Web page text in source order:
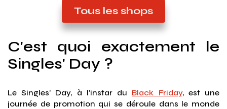
Tous les shops
C'est quoi exactement le
Singles' Day ?
Le Singles' Day, à l'instar du Black Friday, est une
journée de promotion qui se déroule dans le monde